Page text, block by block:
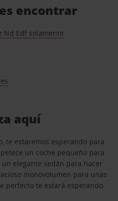
encontrar
Nd Edf solamente
aquí
te estaremos esperando para
un coche pequeño para
elegante sedán para hacer
monovolumen para unas
perfecto te estará esperando.